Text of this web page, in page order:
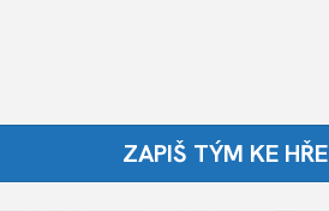
ZAPIŠ TÝM KE HŘE